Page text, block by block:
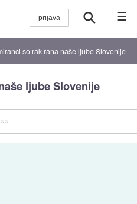
☰
so rak rana naše ljube Slovenije
ljube Slovenije
»»